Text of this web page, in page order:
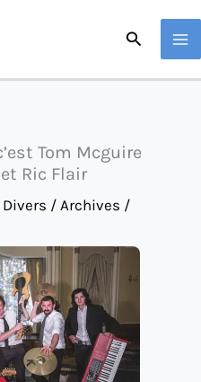
Tom Mcguire
Ric Flair
Divers / Archives /